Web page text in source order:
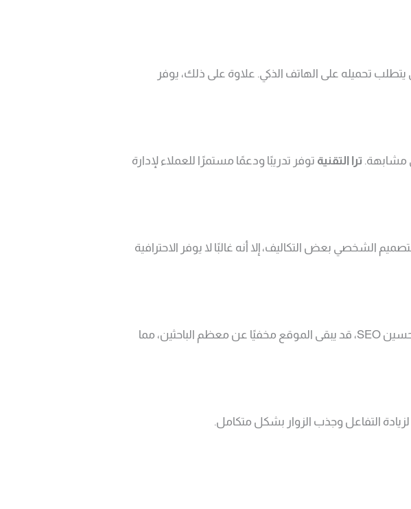
يتطلب تحميله على الهاتف الذكي. علاوة على ذلك، يوفر
مشابهة. ترا التقنية توفر تدريبًا ودعمًا مستمرًا للعملاء لإدارة
الشخصي بعض التكاليف، إلا أنه غالبًا لا يوفر الاحترافية
تحسين محركات البحث ضروري لجذب العملاء بشكل طبيعي. من ناحية أخرى، بدون تحسين SEO، قد يبقى الموقع مخفيًا عن معظم الباحثين، مما
التفاعل وجذب الزوار بشكل متكامل.